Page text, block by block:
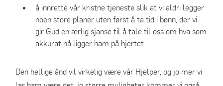
å innrette vår kristne tjeneste slik at vi aldri legger
noen store planer uten først å ta tid i bønn, der vi
gir Gud en ærlig sjanse til å tale til oss om hva som
akkurat nå ligger ham på hjertet.
Den hellige ånd vil virkelig være vår Hjelper, og jo mer vi